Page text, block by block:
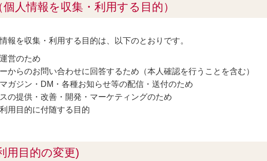
人情報を収集・利用する目的）
報を収集・利用する目的は、以下のとおりです。
営のため
からのお問い合わせに回答するため（本人確認を行うことを含む）
ガジン・DM・各種お知らせ等の配信・送付のため
の提供・改善・開発・マーケティングのため
用目的に付随する目的
用目的の変更)